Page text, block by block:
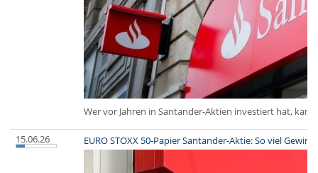
Wer vor Jahren in Santander-Aktien investiert hat,
15.06.26 EURO STOXX 50-Papier Santander-Aktie: So viel